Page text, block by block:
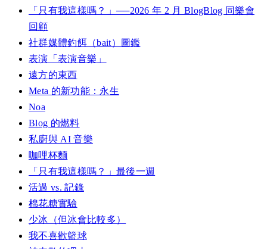
「只有我這樣嗎？」──2026 年 2 月 BlogBlog 同樂會
回顧
社群媒體釣餌（bait）圖鑑
表演「表演音樂」
遠方的東西
Meta 的新功能：永生
Noa
Blog 的燃料
私廚與 AI 音樂
咖哩杯麵
「只有我這樣嗎？」最後一週
活過 vs. 記錄
棉花糖實驗
少冰（但冰會比較多）
我不喜歡籃球